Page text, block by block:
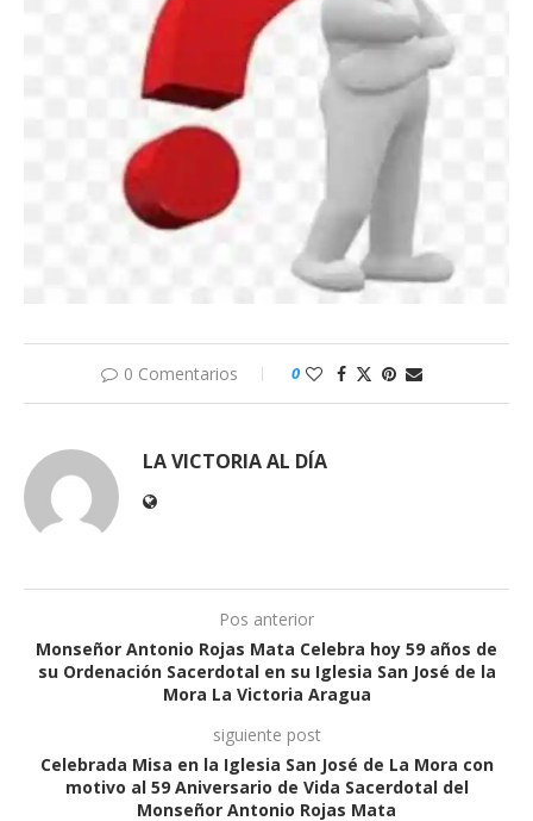
0 Comentarios 0
LA VICTORIA AL DÍA
Pos anterior
Monseñor Antonio Rojas Mata Celebra hoy 59 años de
su Ordenación Sacerdotal en su Iglesia San José de la
Mora La Victoria Aragua
siguiente post
Celebrada Misa en la Iglesia San José de La Mora con
motivo al 59 Aniversario de Vida Sacerdotal del
Monseñor Antonio Rojas Mata